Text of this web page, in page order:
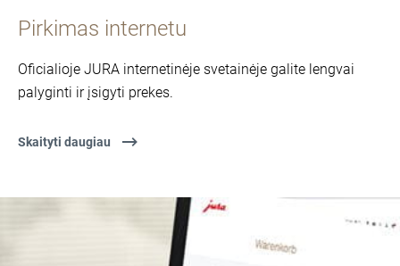
Pirkimas internetu
Oficialioje JURA internetinėje svetainėje galite lengvai
palyginti ir įsigyti prekes.
Skaityti daugiau